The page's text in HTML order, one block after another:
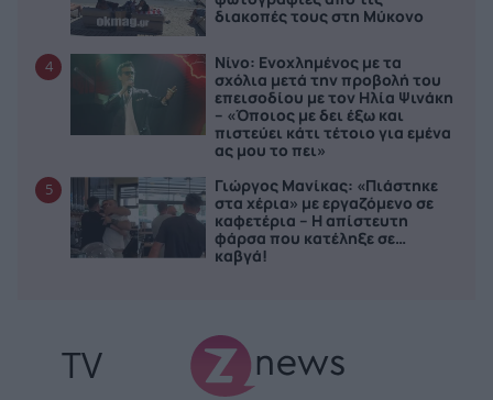
διακοπές τους στη Μύκονο
4
Νίνο: Ενοχλημένος με τα
σχόλια μετά την προβολή του
επεισοδίου με τον Ηλία Ψινάκη
– «Όποιος με δει έξω και
πιστεύει κάτι τέτοιο για εμένα
ας μου το πει»
5
Γιώργος Μανίκας: «Πιάστηκε
στα χέρια» με εργαζόμενο σε
καφετέρια – Η απίστευτη
φάρσα που κατέληξε σε…
καβγά!
TV